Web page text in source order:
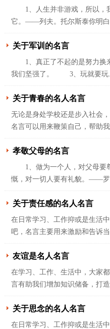
1、人生并非游戏，所以，
它。——列夫。托尔斯泰你明白
关于军训的名言
1、真正了不起的是努力
我们坚强了。 3、玩就要玩
关于青春的名人名言
无论是身处学校还是步入社会
名言可以用来鞭策自己，帮助我
孝敬父母的名言
1、做为一个人，对父母要
慨，对一切人要有礼貌。——
关于责任感的名人名言
在日常学习、工作抑或是生活
吧，名言主要用来激励和告诉当
友谊是名人名言
在学习、工作、生活中，大家
言有助我们增加知识储备，打造
关于思念的名人名言
在日常学习、工作抑或是生活